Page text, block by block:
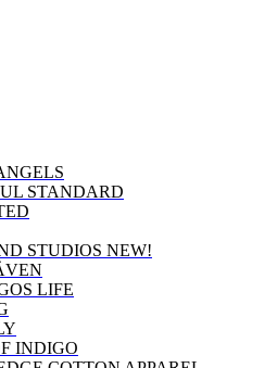
STANDARD
STUDIOS NEW!
LIFE
INDIGO